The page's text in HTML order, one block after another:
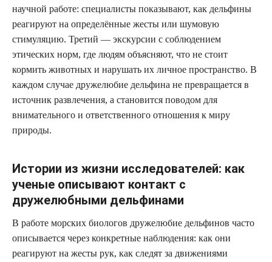
научной работе: специалисты показывают, как дельфины
реагируют на определённые жесты или шумовую
стимуляцию. Третий — экскурсии с соблюдением
этических норм, где людям объясняют, что не стоит
кормить животных и нарушать их личное пространство. В
каждом случае дружелюбие дельфина не превращается в
источник развлечения, а становится поводом для
внимательного и ответственного отношения к миру
природы.
Истории из жизни исследователей: как
ученые описывают контакт с
дружелюбными дельфинами
В работе морских биологов дружелюбие дельфинов часто
описывается через конкретные наблюдения: как они
реагируют на жесты рук, как следят за движениями